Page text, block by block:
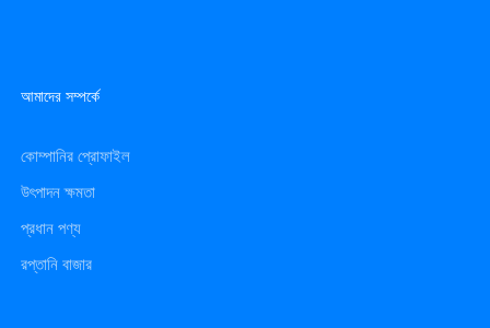
আমাদের সম্পর্কে
কোম্পানির প্রোফাইল
উৎপাদন ক্ষমতা
প্রধান পণ্য
রপ্তানি বাজার